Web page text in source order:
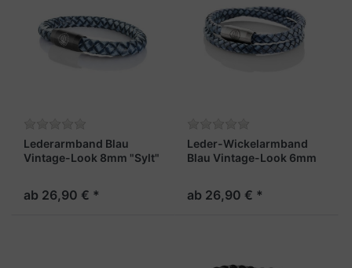
Lederarmband Blau
Vintage-Look 8mm "Sylt"
ab 26,90 € *
Leder-Wickelarmband
Blau Vintage-Look 6mm
ab 26,90 € *